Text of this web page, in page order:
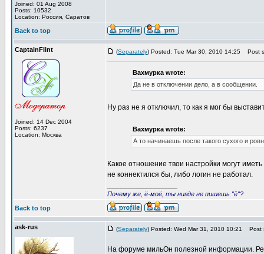
Joined: 01 Aug 2008
Posts: 10532
Location: Россия, Саратов
Back to top
CaptainFlint
Joined: 14 Dec 2004
Posts: 6237
Location: Москва
(Separately) Posted: Tue Mar 30, 2010 14:25 Post
Вахмурка wrote:
Да не в отключении дело, а в сообщении.
Ну раз не я отключил, то как я мог бы
Вахмурка wrote:
А то начинаешь после такого сухого и
Какое отношение твои настройки могут
не коннектился бы, либо логин не работал.
Почему же, ё-моё, ты нигде не пишешь "ё"?
Back to top
ask-rus (Separately) Posted: Wed Mar 31, 2010 10:21 Post
На форуме мильОн полезной информации.